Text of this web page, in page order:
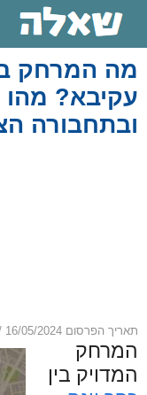
מה המרחק
עקיבא? מהו
ובתחבורה
תאריך הפרסום 16/05/2024
המרחק
המדויק בין